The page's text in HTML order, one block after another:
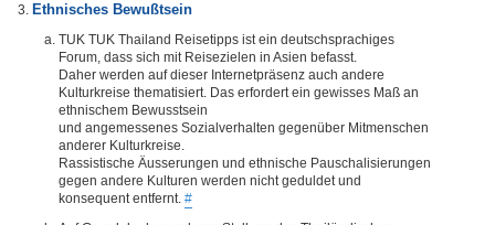
Ethnisches Bewußtsein
TUK TUK Thailand Reisetipps ist ein deutschsprachiges
Forum, dass sich mit Reisezielen in Asien befasst.
Daher werden auf dieser Internetpräsenz auch andere
Kulturkreise thematisiert. Das erfordert ein gewisses Maß an
ethnischem Bewusstsein
und angemessenes Sozialverhalten gegenüber Mitmenschen
anderer Kulturkreise.
Rassistische Äusserungen und ethnische Pauschalisierungen
gegen andere Kulturen werden nicht geduldet und
konsequent entfernt. #